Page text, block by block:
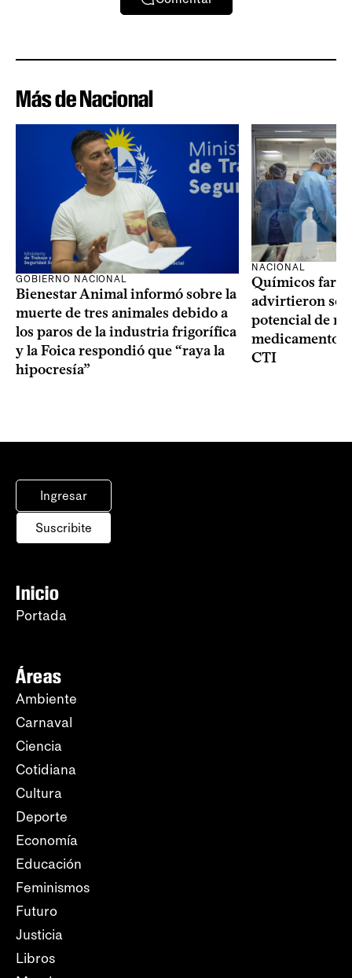
Más de Nacional
GOBIERNO NACIONAL
Bienestar Animal informó sobre la
muerte de tres animales debido a
los paros de la industria frigorífica
y la Foica respondió que “raya la
hipocresía”
NACIONAL
Químicos
advirtieron
potencial de
medicamentos
CTI
Ingresar
Suscribite
Inicio
Portada
Áreas
Ambiente
Carnaval
Ciencia
Cotidiana
Cultura
Deporte
Economía
Educación
Feminismos
Futuro
Justicia
Libros